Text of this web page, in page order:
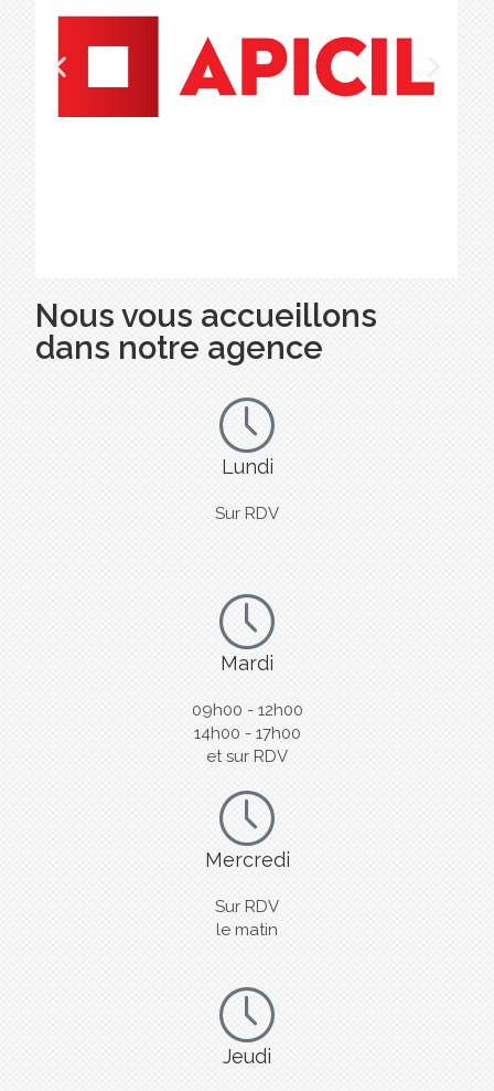
Nous vous accueillons
dans notre agence
Lundi
Sur RDV
Mardi
09h00 - 12h00
14h00 - 17h00
et sur RDV
Mercredi
Sur RDV
le matin
Jeudi